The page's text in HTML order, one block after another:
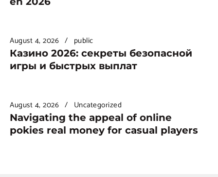
August 4, 2026 public
Казино 2026: секреты безопасной
игры и быстрых выплат
August 4, 2026 Uncategorized
Navigating the appeal of online
pokies real money for casual players